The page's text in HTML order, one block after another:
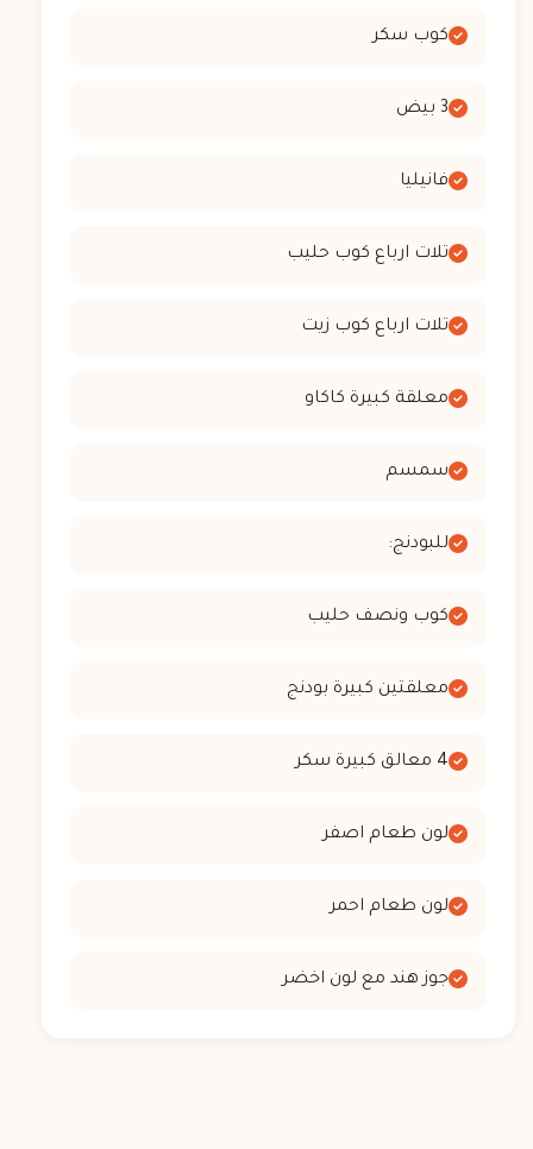
كوب سكر
3 بيض
فانيليا
تلات ارباع كوب حليب
تلات ارباع كوب زيت
معلقة كبيرة كاكاو
سمسم
للبودنج:
كوب ونصف حليب
معلقتين كبيرة بودنج
4 معالق كبيرة سكر
لون طعام اصفر
لون طعام احمر
جوز هند مع لون اخضر